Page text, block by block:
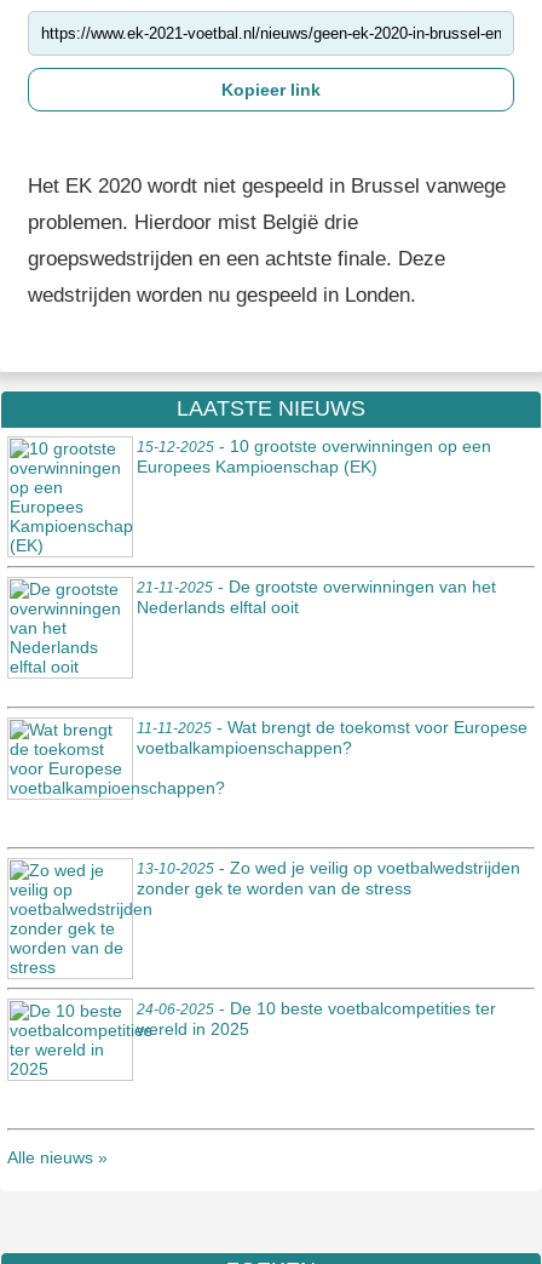
Het EK 2020 wordt niet gespeeld in Brussel vanwege
problemen. Hierdoor mist België drie
groepswedstrijden en een achtste finale. Deze
wedstrijden worden nu gespeeld in Londen.
LAATSTE NIEUWS
15-12-2025 - 10 grootste overwinningen op een
Europees Kampioenschap (EK)
21-11-2025 - De grootste overwinningen van het
Nederlands elftal ooit
11-11-2025 - Wat brengt de toekomst voor Europese
voetbalkampioenschappen?
13-10-2025 - Zo wed je veilig op voetbalwedstrijden
zonder gek te worden van de stress
24-06-2025 - De 10 beste voetbalcompetities ter
wereld in 2025
Alle nieuws »